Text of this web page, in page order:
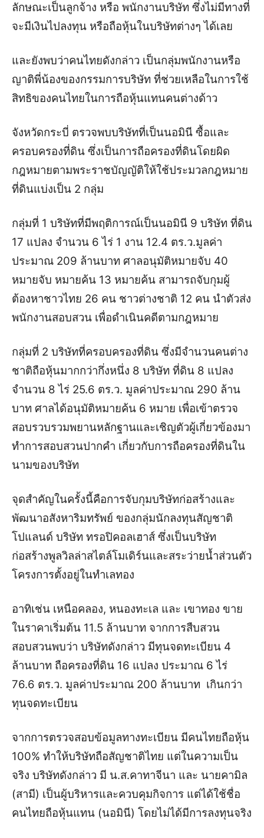
ลักษณะเป็นลูกจ้าง หรือ พนักงานบริษัท ซึ่งไม่มีทางที่
จะมีเงินไปลงทุน หรือถือหุ้นในบริษัทต่างๆ ได้เลย
และยังพบว่าคนไทยดังกล่าว เป็นกลุ่มพนักงานหรือ
ญาติพี่น้องของกรรมการบริษัท ที่ช่วยเหลือในการใช้
สิทธิของคนไทยในการถือหุ้นแทนคนต่างด้าว
จังหวัดกระบี่ ตรวจพบบริษัทที่เป็นนอมินี ซื้อและ
ครอบครองที่ดิน ซึ่งเป็นการถือครองที่ดินโดยผิด
กฎหมายตามพระราชบัญญัติให้ใช้ประมวลกฎหมาย
ที่ดินแบ่งเป็น 2 กลุ่ม
กลุ่มที่ 1 บริษัทที่มีพฤติการณ์เป็นนอมินี 9 บริษัท ที่ดิน
17 แปลง จำนวน 6 ไร่ 1 งาน 12.4 ตร.ว.มูลค่า
ประมาณ 209 ล้านบาท ศาลอนุมัติหมายจับ 40
หมายจับ หมายค้น 13 หมายค้น สามารถจับกุมผู้
ต้องหาชาวไทย 26 คน ชาวต่างชาติ 12 คน นำตัวส่ง
พนักงานสอบสวน เพื่อดำเนินคดีตามกฎหมาย
กลุ่มที่ 2 บริษัทที่ครอบครองที่ดิน ซึ่งมีจำนวนคนต่าง
ชาติถือหุ้นมากกว่ากึ่งหนึ่ง 8 บริษัท ที่ดิน 8 แปลง
จำนวน 8 ไร่ 25.6 ตร.ว. มูลค่าประมาณ 290 ล้าน
บาท ศาลได้อนุมัติหมายค้น 6 หมาย เพื่อเข้าตรวจ
สอบรวบรวมพยานหลักฐานและเชิญตัวผู้เกี่ยวข้องมา
ทำการสอบสวนปากคำ เกี่ยวกับการถือครองที่ดินใน
นามของบริษัท
จุดสำคัญในครั้งนี้คือการจับกุมบริษัทก่อสร้างและ
พัฒนาอสังหาริมทรัพย์ ของกลุ่มนักลงทุนสัญชาติ
โปแลนด์ บริษัท ทรอปิคอลเฮาส์ ซึ่งเป็นบริษัท
ก่อสร้างพูลวิลล่าสไตล์โมเดิร์นและสระว่ายน้ำส่วนตัว
โครงการตั้งอยู่ในทำเลทอง
อาทิเช่น เหนือคลอง, หนองทะเล และ เขาทอง ขาย
ในราคาเริ่มต้น 11.5 ล้านบาท จากการสืบสวน
สอบสวนพบว่า บริษัทดังกล่าว มีทุนจดทะเบียน 4
ล้านบาท ถือครองที่ดิน 16 แปลง ประมาณ 6 ไร่
76.6 ตร.ว. มูลค่าประมาณ 200 ล้านบาท เกินกว่า
ทุนจดทะเบียน
จากการตรวจสอบข้อมูลทางทะเบียน มีคนไทยถือหุ้น
100% ทำให้บริษัทถือสัญชาติไทย แต่ในความเป็น
จริง บริษัทดังกล่าว มี น.ส.คาทาจีนา และ นายคามิล
(สามี) เป็นผู้บริหารและควบคุมกิจการ แต่ได้ใช้ชื่อ
คนไทยถือหุ้นแทน (นอมินี) โดยไม่ได้มีการลงทุนจริง